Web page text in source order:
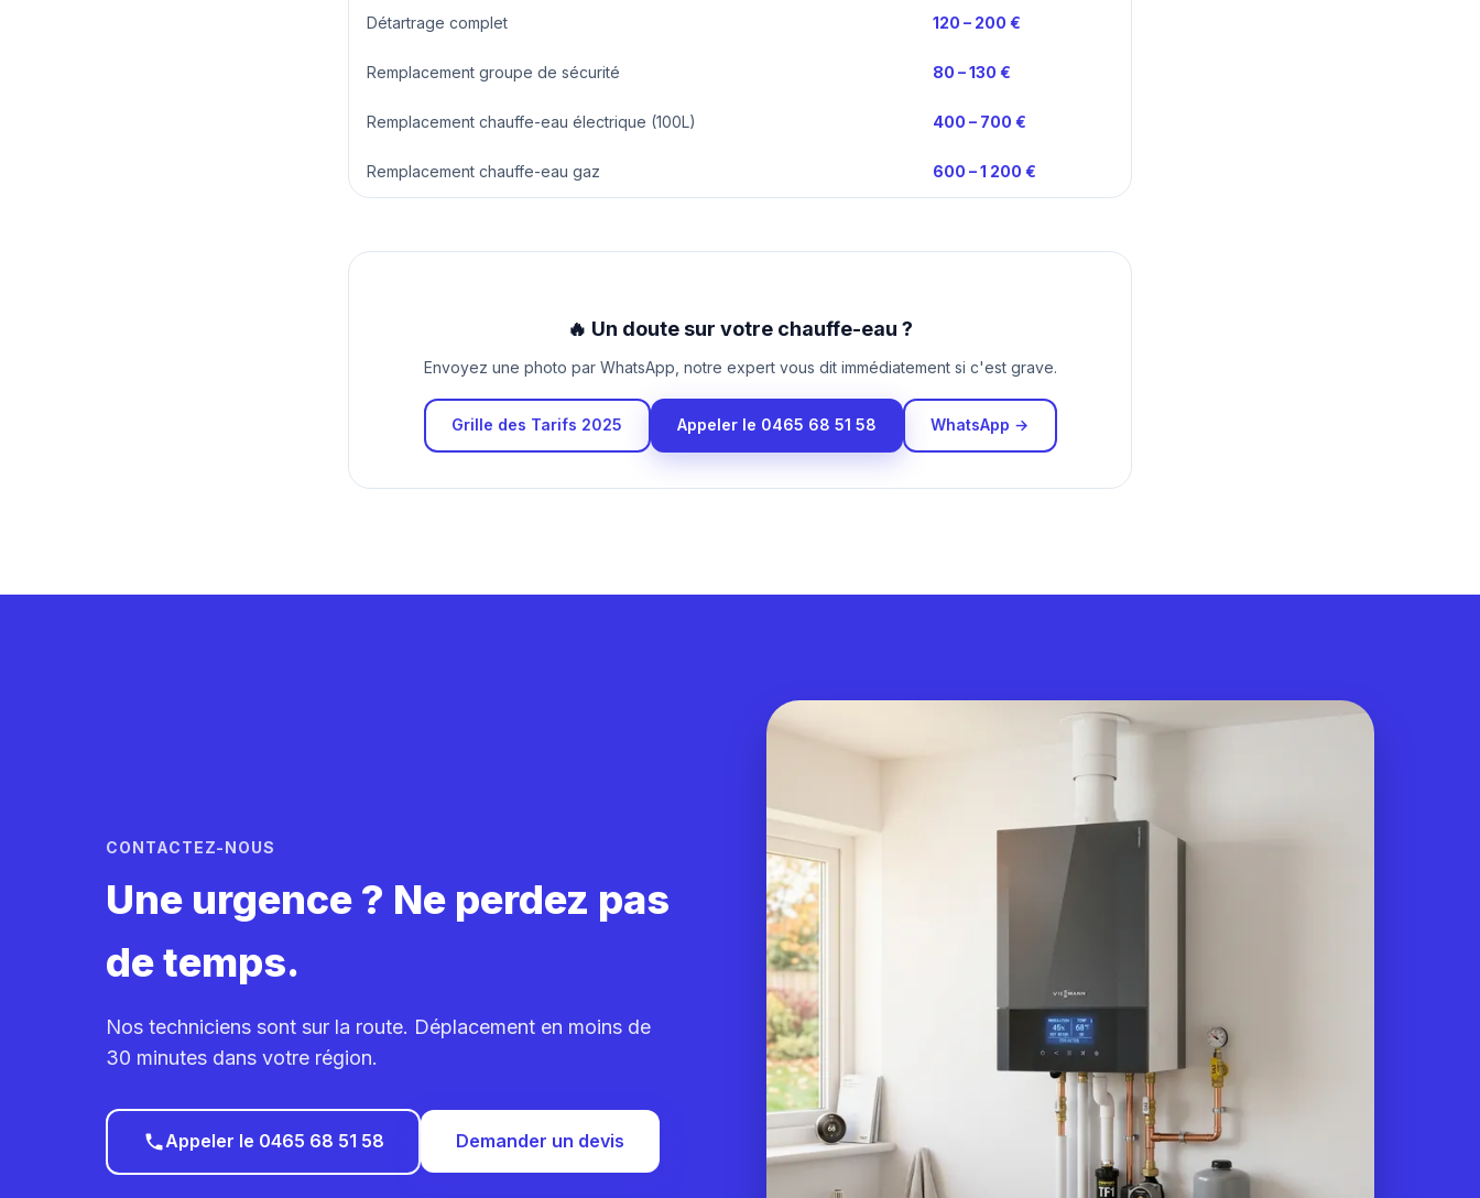
Détartrage complet 120 – 200 €
Remplacement groupe de sécurité 80 – 130 €
Remplacement chauffe-eau électrique (100L) 400 – 700 €
Remplacement chauffe-eau gaz 600 – 1 200 €
🔥 Un doute sur votre chauffe-eau ?
Envoyez une photo par WhatsApp, notre expert vous dit immédiatement si c'est grave.
Grille des Tarifs 2025 Appeler le 0465 68 51 58 WhatsApp →
CONTACTEZ-NOUS
Une urgence ? Ne perdez pas
de temps.
Nos techniciens sont sur la route. Déplacement en moins de
30 minutes dans votre région.
Appeler le 0465 68 51 58 Demander un devis